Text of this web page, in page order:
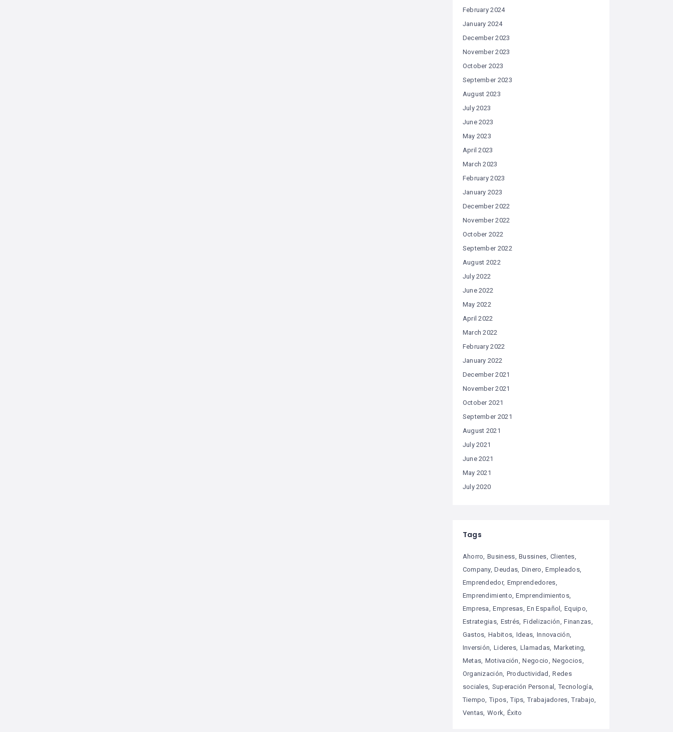
February 2024
January 2024
December 2023
November 2023
October 2023
September 2023
August 2023
July 2023
June 2023
May 2023
April 2023
March 2023
February 2023
January 2023
December 2022
November 2022
October 2022
September 2022
August 2022
July 2022
June 2022
May 2022
April 2022
March 2022
February 2022
January 2022
December 2021
November 2021
October 2021
September 2021
August 2021
July 2021
June 2021
May 2021
July 2020
Tags
Ahorro Business Bussines Clientes
Company Deudas Dinero
Empleados
Emprendedor Emprendedores
Emprendimiento Emprendimientos
Empresa
Empresas En Español
Equipo
Estrategias Estrés Fidelización
Finanzas
Gastos Habitos Ideas Innovación
Inversión Lideres Llamadas Marketing
Metas Motivación Negocio
Negocios
Organización Productividad
Redes
sociales Superación Personal
Tecnología
Tiempo
Tipos Tips Trabajadores Trabajo
Ventas Work Éxito